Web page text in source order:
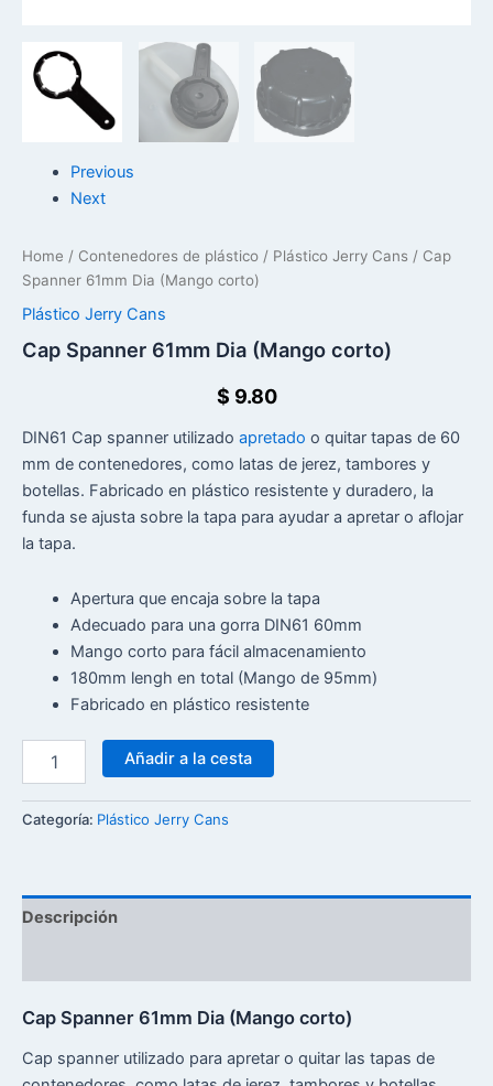
Previous
Next
Home / Contenedores de plástico / Plástico Jerry Cans / Cap
Spanner 61mm Dia (Mango corto)
Plástico Jerry Cans
Cap Spanner 61mm Dia (Mango corto)
$ 9.80
DIN61 Cap spanner utilizado apretado o quitar tapas de 60
mm de contenedores, como latas de jerez, tambores y
botellas. Fabricado en plástico resistente y duradero, la
funda se ajusta sobre la tapa para ayudar a apretar o aflojar
la tapa.
Apertura que encaja sobre la tapa
Adecuado para una gorra DIN61 60mm
Mango corto para fácil almacenamiento
180mm lengh en total (Mango de 95mm)
Fabricado en plástico resistente
Añadir a la cesta
Categoría: Plástico Jerry Cans
Descripción
Cap Spanner 61mm Dia (Mango corto)
Cap spanner utilizado para apretar o quitar las tapas de